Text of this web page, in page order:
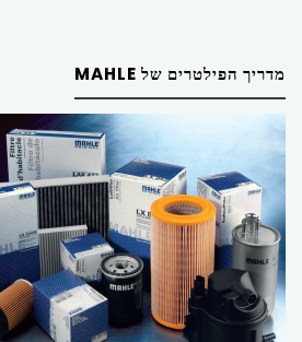
מדריך הפילטרים של MAHLE